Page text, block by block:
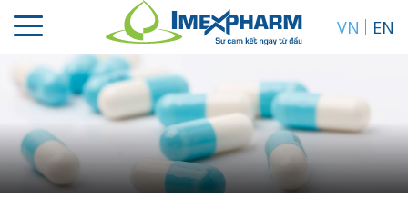
VN EN
Sắp xếp
Hiển thị